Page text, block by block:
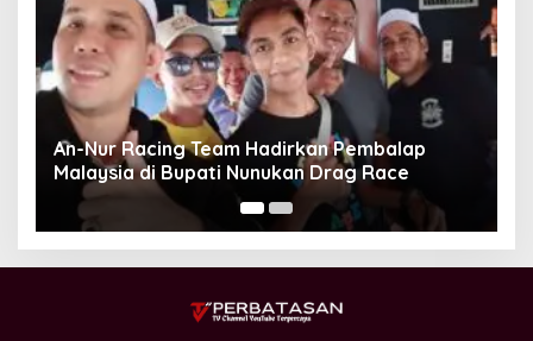
Unggul Adu Pinalti, Gapindo FC Menanti
Penantang Selanjutnya di Semifinal Bupati
Cup 2024